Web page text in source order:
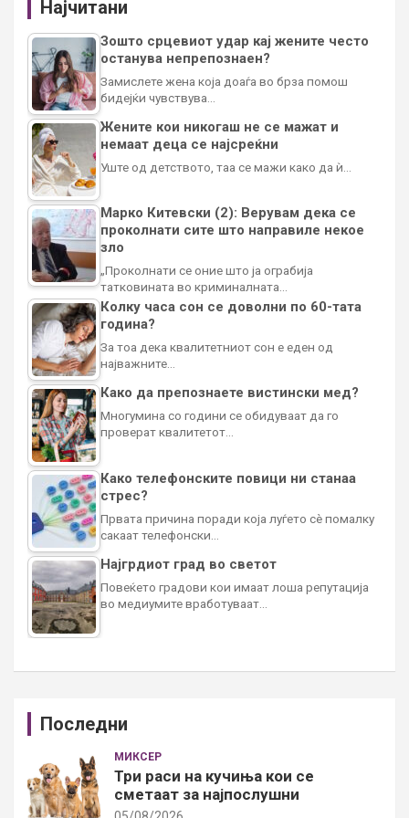
Најчитани
Зошто срцевиот удар кај жените често
останува непрепознаен?
Замислете жена која доаѓа во брза помош
бидејќи чувствува…
Жените кои никогаш не се мажат и
немаат деца се најсреќни
Уште од детството, таа се мажи како да ѝ…
Марко Китевски (2): Верувам дека се
проколнати сите што направиле некое
зло
„Проколнати се оние што ја ограбија
татковината во криминалната…
Колку часа сон се доволни по 60-тата
година?
За тоа дека квалитетниот сон е еден од
најважните…
Како да препознаете вистински мед?
Многумина со години се обидуваат да го
проверат квалитетот…
Како телефонските повици ни станаа
стрес?
Првата причина поради која луѓето сè помалку
сакаат телефонски…
Најгрдиот град во светот
Повеќето градови кои имаат лоша репутација
во медиумите вработуваат…
Последни
МИКСЕР
Три раси на кучиња кои се
сметаат за најпослушни